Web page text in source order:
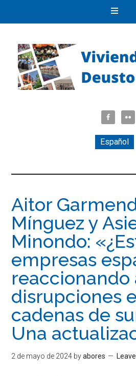
Español
Aitor
Mínguez y
Minondo:
empresas
reaccionando
disrupciones
cadenas de
Una
2 de mayo de 2024 byabores